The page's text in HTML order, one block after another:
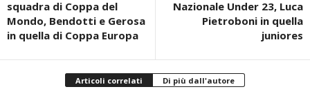
squadra di Coppa del
Mondo, Bendotti e Gerosa
in quella di Coppa Europa
Nazionale Under 23, Luca
Pietroboni in quella
juniores
Articoli correlati Di più dall'autore